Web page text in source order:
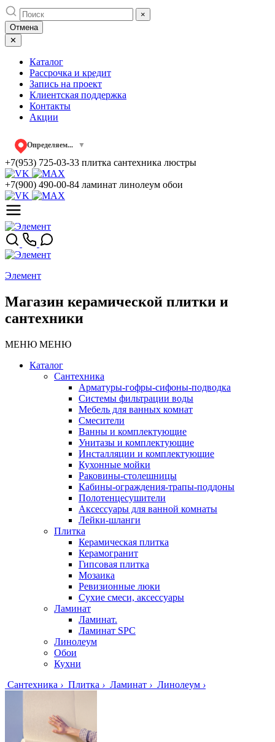
Skip
to
content
×
Отмена
✕
Каталог
Рассрочка и кредит
Запись на проект
Клиентская поддержка
Контакты
Акции
Определяем... ▼
+7(953) 725-03-33 плитка сантехника люстры
+7(900) 490-00-84 ламинат линолеум обои
Элемент
Магазин керамической плитки и
сантехники
МЕНЮ МЕНЮ
Каталог
Сантехника
Арматуры-гофры-сифоны-подводка
Системы фильтрации воды
Мебель для ванных комнат
Смесители
Ванны и комплектующие
Унитазы и комплектующие
Инсталляции и комплектующие
Кухонные мойки
Раковины-столешницы
Кабины-ограждения-трапы-поддоны
Полотенцесушители
Аксессуары для ванной комнаты
Лейки-шланги
Плитка
Керамическая плитка
Керамогранит
Гипсовая плитка
Мозаика
Ревизионные люки
Сухие смеси, аксессуары
Ламинат
Ламинат.
Ламинат SPC
Линолеум
Обои
Кухни
Сантехника › Плитка › Ламинат › Линолеум ›